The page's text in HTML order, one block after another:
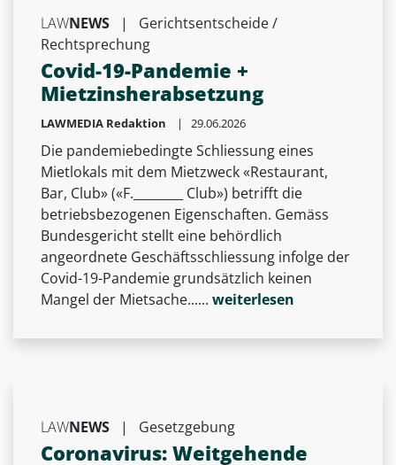
LAWNEWS | Gerichtsentscheide /
Rechtsprechung
Covid-19-Pandemie +
Mietzinsherabsetzung
LAWMEDIA Redaktion | 29.06.2026
Die pandemiebedingte Schliessung eines
Mietlokals mit dem Mietzweck «Restaurant,
Bar, Club» («F.________ Club») betrifft die
betriebsbezogenen Eigenschaften. Gemäss
Bundesgericht stellt eine behördlich
angeordnete Geschäftsschliessung infolge der
Covid-19-Pandemie grundsätzlich keinen
Mangel der Mietsache...... weiterlesen
LAWNEWS | Gesetzgebung
Coronavirus: Weitgehende